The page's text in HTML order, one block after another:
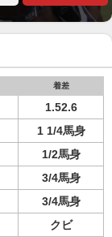
着差
1.52.6
1 1/4馬身
1/2馬身
3/4馬身
3/4馬身
クビ